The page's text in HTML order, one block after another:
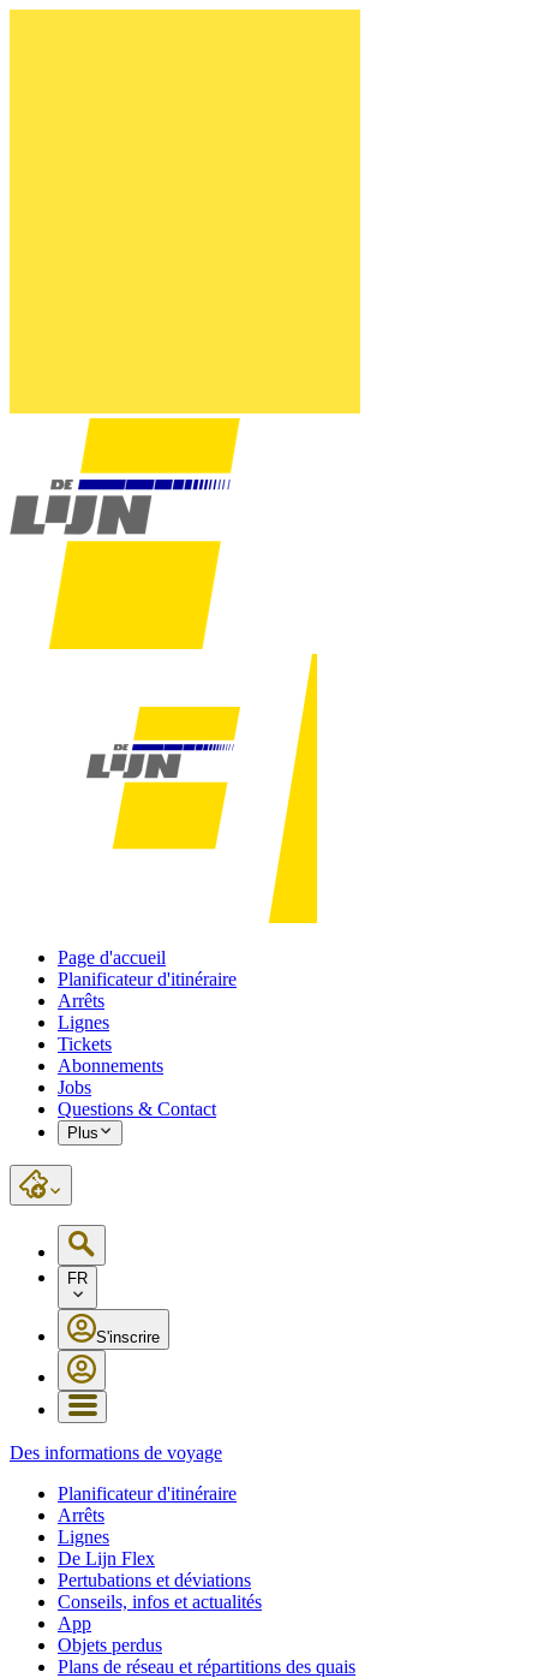
Page d'accueil
Planificateur d'itinéraire
Arrêts
Lignes
Tickets
Abonnements
Jobs
Questions & Contact
Plus
FR
S'inscrire
Des informations de voyage
Planificateur d'itinéraire
Arrêts
Lignes
De Lijn Flex
Pertubations et déviations
Conseils, infos et actualités
App
Objets perdus
Plans de réseau et répartitions des quais